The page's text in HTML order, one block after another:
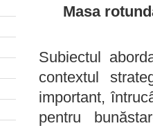
Masa
Subiectul
contextul
important,
pentru